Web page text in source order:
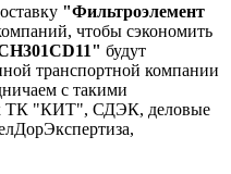
"Фильтроэлемент
чтобы сэкономить
будут
транспортной компании
с такими
ТК "КИТ", СДЭК, деловые